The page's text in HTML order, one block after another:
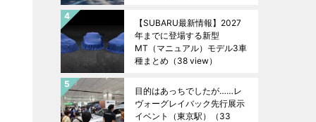
【SUBARU最新情報】2027
年までに登場する新型
MT（マニュアル）モデル3車
種まとめ （38 view）
目的はあっちでしたが……レ
ヴォーグレイバック先行展示
イベント（東京駅）
（33